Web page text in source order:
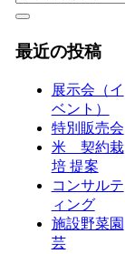
最近の投稿
展示会（イ
ベント）
特別販売会
米 契約栽
培 提案
コンサルテ
ィング
施設野菜園
芸